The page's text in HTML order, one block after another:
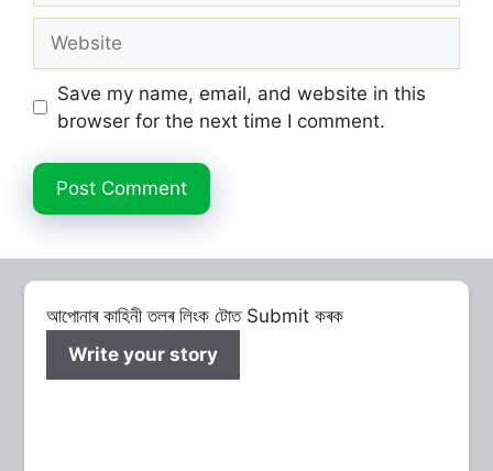
Save my name, email, and website in this
browser for the next time I comment.
আপোনাৰ কাহিনী তলৰ লিংক টোত Submit কৰক
Write your story